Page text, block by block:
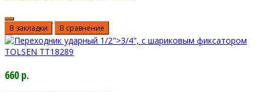
В закладки В сравнение
660 р.